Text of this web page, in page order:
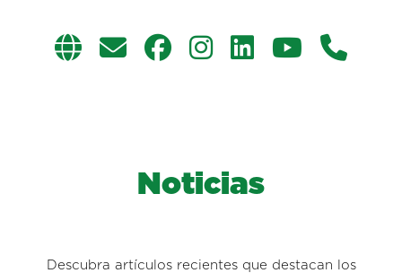
Noticias
Descubra artículos recientes que destacan los